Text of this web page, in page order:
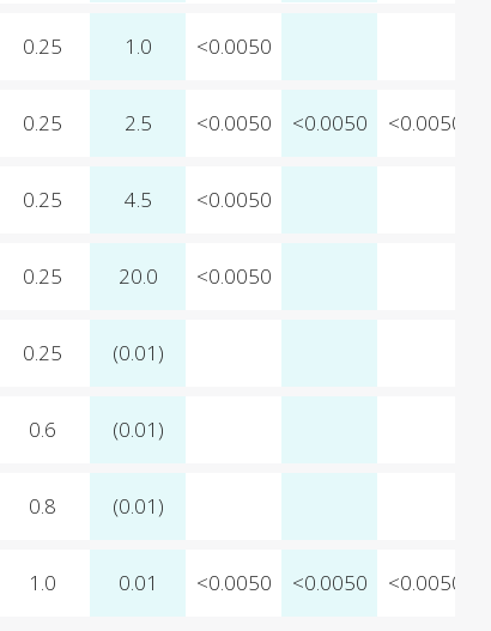
0.25 1.0 <0.0050
0.25 2.5 <0.0050 <0.0050 <0.0050
0.25 4.5 <0.0050
0.25 20.0 <0.0050
0.25 (0.01)
0.6 (0.01)
0.8 (0.01)
1.0 0.01 <0.0050 <0.0050 <0.0050